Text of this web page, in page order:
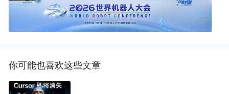
你可能也喜欢这些文章